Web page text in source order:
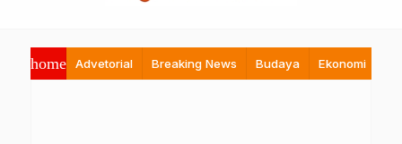
home Advetorial Breaking News Budaya Ekonomi